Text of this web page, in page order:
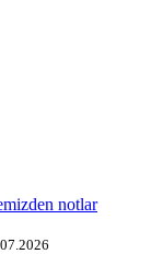
notlar